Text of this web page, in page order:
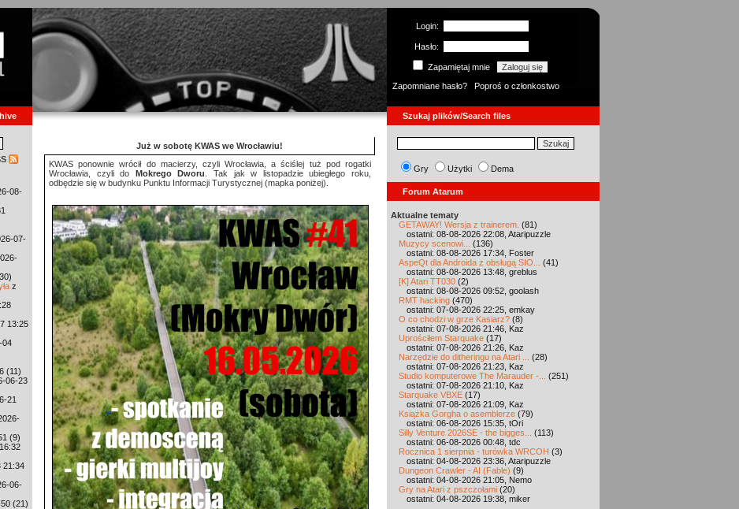
Login:
Hasło:
Zapamiętaj mnie
Zapomniane hasło?
Poproś o członkostwo
Szukaj plików/Search files
08-
07-
z
13:25
04
(11)
06-23
21
(9)
21:34
06-
(21)
Już w sobotę KWAS we Wrocławiu!
KWAS ponownie wrócił do macierzy, czyli Wrocławia, a ściślej tuż pod rogatki
Wrocławia, czyli do Mokrego Dworu
. Tak jak w listopadzie ubiegłego roku,
odbędzie się w budynku Punktu Informacji Turystycznej (mapka poniżej).
Gry Użytki Dema
Forum Atarum
Aktualne tematy
GETAWAY! Wersja z trainerem. (81)
ostatni: 08-08-2026 22:08, Ataripuzzle
Muzycy scenowi...
(136)
ostatni: 08-08-2026 17:34, Foster
AspeQt dla Androida z obsługą SIO...
(41)
ostatni: 08-08-2026 13:48, greblus
[K] Atari TT030 (2)
ostatni: 08-08-2026 09:52, goolash
RMT hacking (470)
ostatni: 07-08-2026 22:25, emkay
O co chodzi w grze Kasiarz? (8)
ostatni: 07-08-2026 21:46, Kaz
Uprościłem Starquake (17)
ostatni: 07-08-2026 21:26, Kaz
Narzędzie do ditheringu na Atari ...
(28)
ostatni: 07-08-2026 21:23, Kaz
Studio komputerowe The Marauder -...
(251)
ostatni: 07-08-2026 21:10, Kaz
Starquake VBXE (17)
ostatni: 07-08-2026 21:09, Kaz
Książka Gorgha o asemblerze (79)
ostatni: 06-08-2026 15:35, tOri
Silly Venture 2026SE - the bigges...
(113)
ostatni: 06-08-2026 00:48, tdc
Rocznica 1 sierpnia - turówka WRCOH (3)
ostatni: 04-08-2026 23:36, Ataripuzzle
Dungeon Crawler - AI (Fable) (9)
ostatni: 04-08-2026 21:05, Nemo
Gry na Atari z pszczołami (20)
ostatni: 04-08-2026 19:38, miker